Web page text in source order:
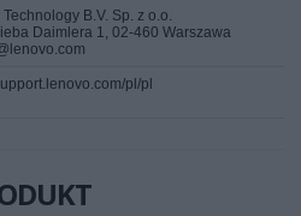
B.V. Sp. z o.o.
Daimlera 1, 02-460 Warszawa
pl/pl